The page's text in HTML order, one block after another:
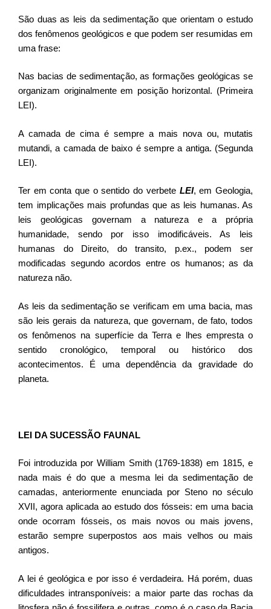
São duas as leis da sedimentação que orientam o estudo
dos fenômenos geológicos e que podem ser resumidas em
uma frase:
Nas bacias de sedimentação, as formações geológicas se
organizam originalmente em posição horizontal. (Primeira
LEI).
A camada de cima é sempre a mais nova ou, mutatis
mutandi, a camada de baixo é sempre a antiga. (Segunda
LEI).
Ter em conta que o sentido do verbete LEI, em Geologia,
tem implicações mais profundas que as leis humanas. As
leis geológicas governam a natureza e a própria
humanidade, sendo por isso imodificáveis. As leis
humanas do Direito, do transito, p.ex., podem ser
modificadas segundo acordos entre os humanos; as da
natureza não.
As leis da sedimentação se verificam em uma bacia, mas
são leis gerais da natureza, que governam, de fato, todos
os fenômenos na superfície da Terra e lhes empresta o
sentido cronológico, temporal ou histórico dos
acontecimentos. É uma dependência da gravidade do
planeta.
LEI DA SUCESSÃO FAUNAL
Foi introduzida por William Smith (1769-1838) em 1815, e
nada mais é do que a mesma lei da sedimentação de
camadas, anteriormente enunciada por Steno no século
XVII, agora aplicada ao estudo dos fósseis: em uma bacia
onde ocorram fósseis, os mais novos ou mais jovens,
estarão sempre superpostos aos mais velhos ou mais
antigos.
A lei é geológica e por isso é verdadeira. Há porém, duas
dificuldades intransponíveis: a maior parte das rochas da